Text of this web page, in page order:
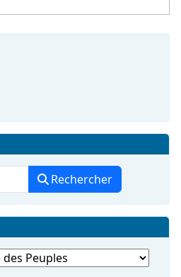
Rechercher